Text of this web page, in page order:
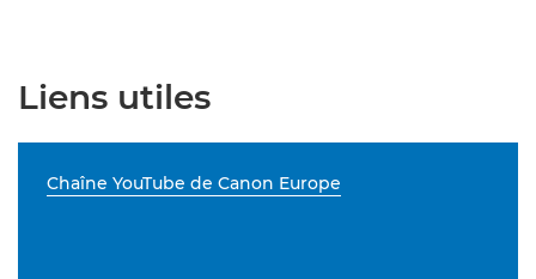
Liens utiles
Chaîne YouTube de Canon Europe